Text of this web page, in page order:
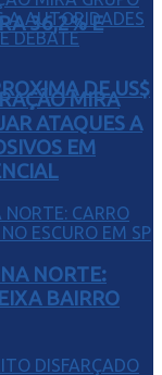
36,2% E
DE US$
MIRA
ATAQUES A
EM
NORTE:
BAIRRO